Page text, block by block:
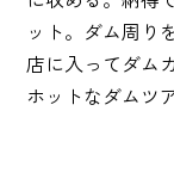
ット。ダム周り
店に入ってダム
ホットなダムツ